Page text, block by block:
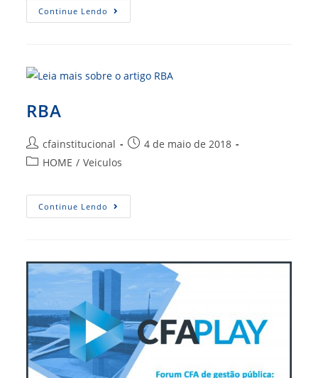
Continue Lendo Radio
ADM
RBA
Autor
do
cfainstitucional
Post4 de maio de 2018
Categoria
post:
HOME / Veiculos
Continue Lendo RBA